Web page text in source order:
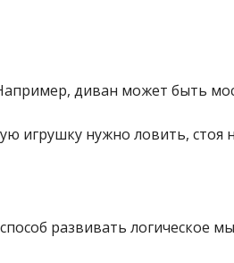
диван может быть
игрушку нужно ловить, стоя
развивать логическое